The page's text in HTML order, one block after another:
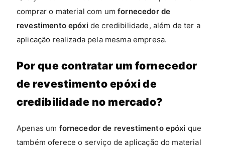
comprar o material com umfornecedor de
revestimento epóxi de credibilidade, além de ter a
aplicação realizada pela mesma empresa.
Por que contratar um fornecedor
de revestimento epóxi de
credibilidade no mercado?
Apenas um fornecedor de revestimento epóxi que
também oferece o serviço de aplicação do material